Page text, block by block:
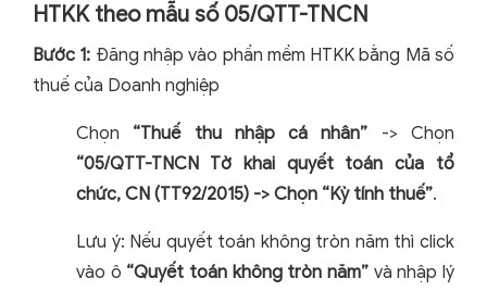
HTKK theo mẫu số 05/QTT-TNCN
Bước 1: Đăng nhập vào phần mềm HTKK bằng Mã số
thuế của Doanh nghiệp
Chọn “Thuế thu nhập cá nhân” -> Chọn
“05/QTT-TNCN Tờ khai quyết toán của tổ
chức, CN (TT92/2015) -> Chọn “Kỳ tính thuế”.
Lưu ý: Nếu quyết toán không tròn năm thì click
vào ô “Quyết toán không tròn năm” và nhập lý